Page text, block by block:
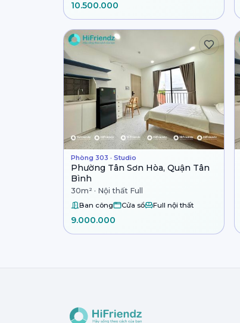
10.500.000
Phòng 303 · Studio
Phường Tân Sơn Hòa, Quận Tân
Bình
30m² · Nội thất Full
Ban công Cửa sổ Full nội thất
9.000.000